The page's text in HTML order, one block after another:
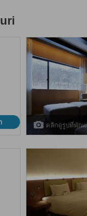
คลิกดูรูปที่พักแ